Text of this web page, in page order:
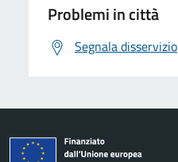
Problemi in città
Segnala disservizio